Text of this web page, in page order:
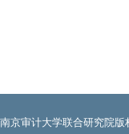
南京审计大学联合研究院版